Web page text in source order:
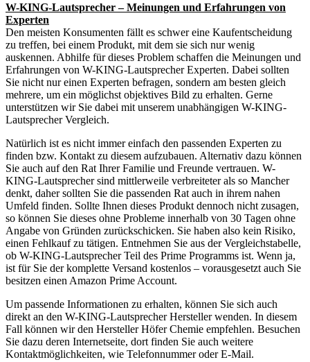
W-KING-Lautsprecher – Meinungen und Erfahrungen von
Experten
Den meisten Konsumenten fällt es schwer eine Kaufentscheidung
zu treffen, bei einem Produkt, mit dem sie sich nur wenig
auskennen. Abhilfe für dieses Problem schaffen die Meinungen und
Erfahrungen von W-KING-Lautsprecher Experten. Dabei sollten
Sie nicht nur einen Experten befragen, sondern am besten gleich
mehrere, um ein möglichst objektives Bild zu erhalten. Gerne
unterstützen wir Sie dabei mit unserem unabhängigen W-KING-
Lautsprecher Vergleich.
Natürlich ist es nicht immer einfach den passenden Experten zu
finden bzw. Kontakt zu diesem aufzubauen. Alternativ dazu können
Sie auch auf den Rat Ihrer Familie und Freunde vertrauen. W-
KING-Lautsprecher sind mittlerweile verbreiteter als so Mancher
denkt, daher sollten Sie die passenden Rat auch in ihrem nahen
Umfeld finden. Sollte Ihnen dieses Produkt dennoch nicht zusagen,
so können Sie dieses ohne Probleme innerhalb von 30 Tagen ohne
Angabe von Gründen zurückschicken. Sie haben also kein Risiko,
einen Fehlkauf zu tätigen. Entnehmen Sie aus der Vergleichstabelle,
ob W-KING-Lautsprecher Teil des Prime Programms ist. Wenn ja,
ist für Sie der komplette Versand kostenlos – vorausgesetzt auch Sie
besitzen einen Amazon Prime Account.
Um passende Informationen zu erhalten, können Sie sich auch
direkt an den W-KING-Lautsprecher Hersteller wenden. In diesem
Fall können wir den Hersteller Höfer Chemie empfehlen. Besuchen
Sie dazu deren Internetseite, dort finden Sie auch weitere
Kontaktmöglichkeiten, wie Telefonnummer oder E-Mail.